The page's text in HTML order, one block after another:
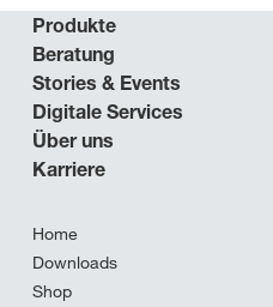
Produkte
Beratung
Stories & Events
Digitale Services
Über uns
Karriere
Home
Downloads
Shop